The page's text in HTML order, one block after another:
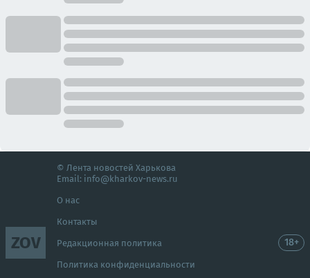
ZOV
© Лента новостей Харькова
Email: info@kharkov-news.ru
О нас
Контакты
Редакционная политика
Политика конфиденциальности
18+